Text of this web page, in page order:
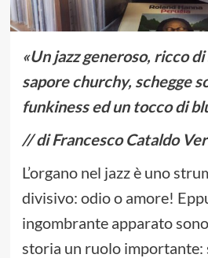
«Un jazz generoso, ricco
sapore churchy, schegge
funkiness ed un tocco di
// di Francesco Cataldo
L’organo nel jazz è uno
divisivo: odio o amore!
ingombrante apparato
storia un ruolo importante: